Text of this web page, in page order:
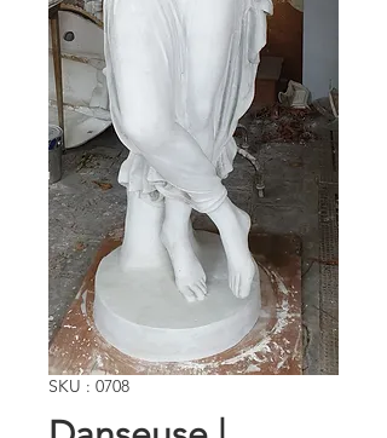
SKU : 0708